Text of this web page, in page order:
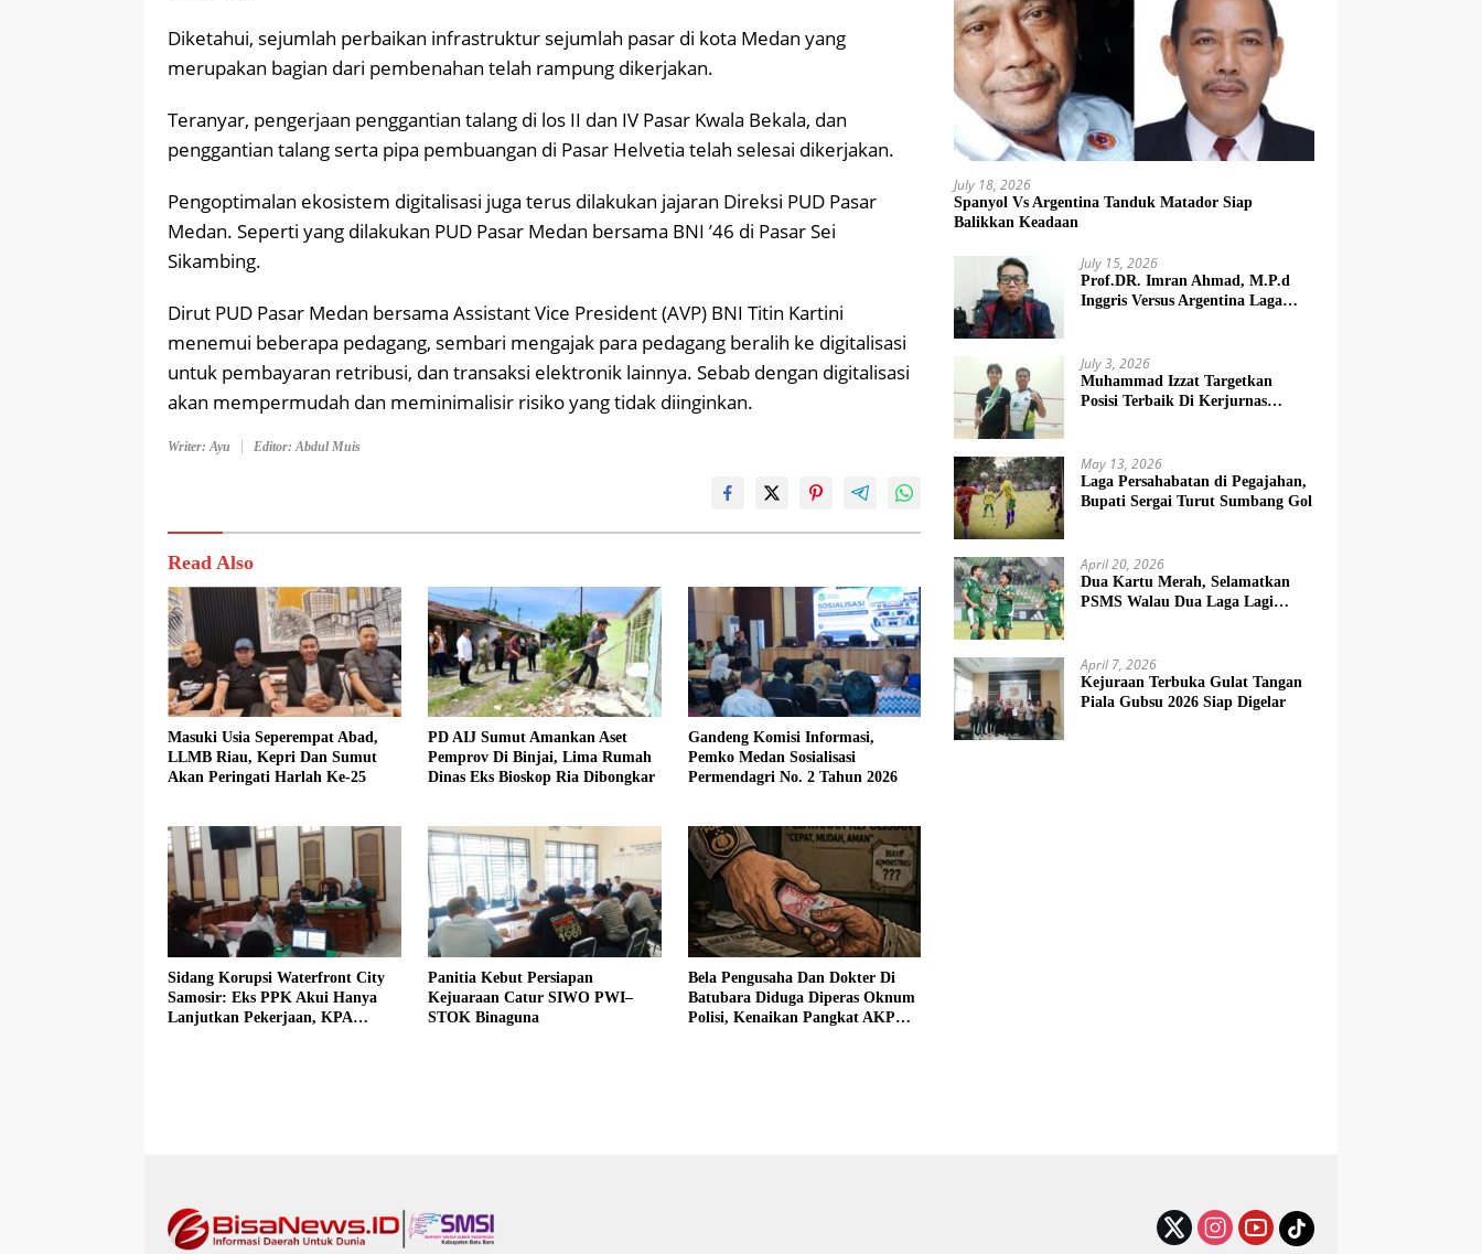
Diketahui, sejumlah perbaikan infrastruktur sejumlah pasar di kota Medan yang
merupakan bagian dari pembenahan telah rampung dikerjakan.
Teranyar, pengerjaan penggantian talang di los II dan IV Pasar Kwala Bekala, dan
penggantian talang serta pipa pembuangan di Pasar Helvetia telah selesai dikerjakan.
Pengoptimalan ekosistem digitalisasi juga terus dilakukan jajaran Direksi PUD Pasar
Medan. Seperti yang dilakukan PUD Pasar Medan bersama BNI ’46 di Pasar Sei
Sikambing.
Dirut PUD Pasar Medan bersama Assistant Vice President (AVP) BNI Titin Kartini
menemui beberapa pedagang, sembari mengajak para pedagang beralih ke digitalisasi
untuk pembayaran retribusi, dan transaksi elektronik lainnya. Sebab dengan digitalisasi
akan mempermudah dan meminimalisir risiko yang tidak diinginkan.
Writer: Ayu Editor: Abdul Muis
Read Also
Masuki Usia Seperempat Abad,
LLMB Riau, Kepri Dan Sumut
Akan Peringati Harlah Ke-25
PD AIJ Sumut Amankan Aset
Pemprov Di Binjai, Lima Rumah
Dinas Eks Bioskop Ria Dibongkar
Gandeng Komisi Informasi,
Pemko Medan Sosialisasi
Permendagri No. 2 Tahun 2026
Sidang Korupsi Waterfront City
Samosir: Eks PPK Akui Hanya
Lanjutkan Pekerjaan, KPA
Panitia Kebut Persiapan
Kejuaraan Catur SIWO PWI–
STOK Binaguna
Bela Pengusaha Dan Dokter Di
Batubara Diduga Diperas Oknum
Polisi, Kenaikan Pangkat AKP
July 18, 2026
Spanyol Vs Argentina Tanduk Matador Siap
Balikkan Keadaan
July 15, 2026
Prof.DR. Imran Ahmad, M.P.d
Inggris Versus Argentina Laga
July 3, 2026
Muhammad Izzat Targetkan
Posisi Terbaik Di Kerjurnas
May 13, 2026
Laga Persahabatan di Pegajahan,
Bupati Sergai Turut Sumbang Gol
April 20, 2026
Dua Kartu Merah, Selamatkan
PSMS Walau Dua Laga Lagi
April 7, 2026
Kejuraan Terbuka Gulat Tangan
Piala Gubsu 2026 Siap Digelar